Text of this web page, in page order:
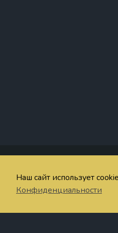
Наш сайт использует
Конфиденциальности